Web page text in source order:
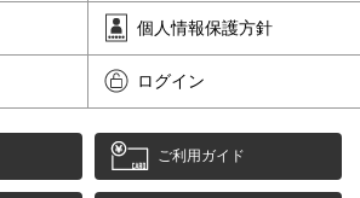
個人情報保護方針
ログイン
ご利用ガイド